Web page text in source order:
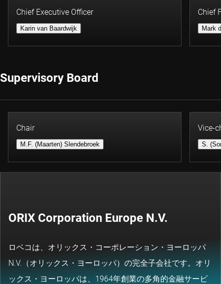
Chief Executive Officer
Karin van Baardwijk
Chief
Mark
Supervisory Board
Chair
M.F. (Maarten) Slendebroek
Vice-
S.
ORIX Corporation Europe N.V.
ロベコは、オリックス・コーポレーション・ヨーロッパ
N.V.（オリックス・ヨーロッパ）の完全子会社です。オリ
ックス・ヨーロッパは、1964年創業の多角的金融サービ